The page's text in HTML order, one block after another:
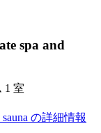
spa and
1 室
sauna の詳細情報